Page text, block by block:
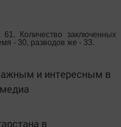
Количество заключенных
- 30, разводов же - 33.
и интересным в
в